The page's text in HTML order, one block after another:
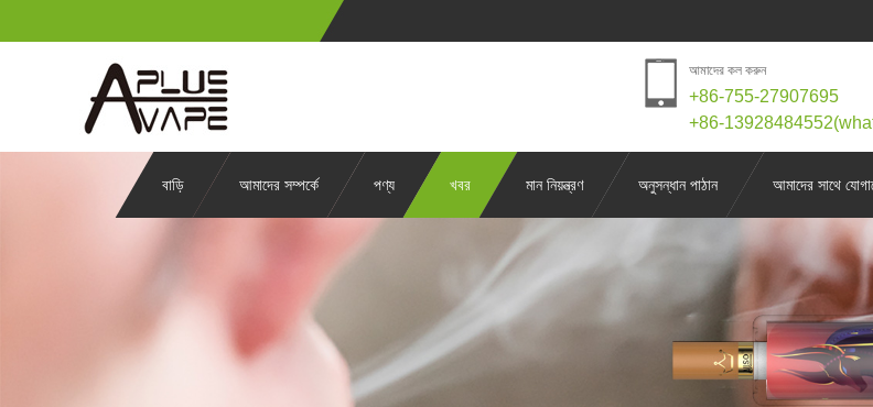
আমাদের কল করুন
+86-755-27907695
+86-
বাড়ি আমাদের সম্পর্কে পণ্য খবর মান নিয়ন্ত্রণ অনুসন্ধান পাঠান আমাদের সাথে